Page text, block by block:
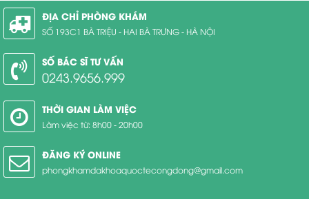
ĐỊA CHỈ PHÒNG KHÁM
SỐ 193C1 BÀ TRIỆU - HAI BÀ TRƯNG - HÀ NỘI
SỐ BÁC SĨ TƯ VẤN
0243.9656.999
THỜI GIAN LÀM VIỆC
Làm việc từ: 8h00 - 20h00
ĐĂNG KÝ ONLINE
phongkhamdakhoaquoctecongdong@gmail.com